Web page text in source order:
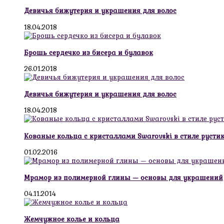
Девичья бижутерия и украшения для волос
18.04.2018
Брошь сердечко из бисера и булавок
26.01.2018
Девичья бижутерия и украшения для волос
18.04.2018
Кованые кольца с кристаллами Swarovski в стиле рустик
01.02.2016
Мрамор из полимерной глины — основы для украшений
04.11.2014
Жемчужное колье и кольца